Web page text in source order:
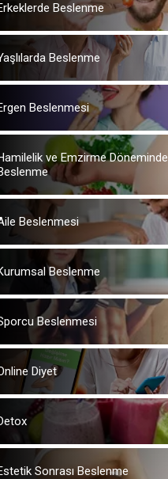
Beslenme
Beslenme
Beslenmesi
ve Emzirme Döneminde
Beslenmesi
Beslenme
Beslenmesi
Diyet
Sonrası Beslenme